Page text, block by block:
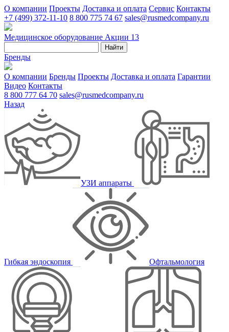
О компании Проекты Доставка и оплата Сервис Контакты
+7 (499) 372-11-10 8 800 775 74 67 sales@rusmedcompany.ru
Медицинское оборудование Акции 13
Найти
Бренды
О компании Бренды Проекты Доставка и оплата Гарантии
Видео Контакты
8 800 777 64 70 sales@rusmedcompany.ru
Назад
УЗИ аппараты
Гибкая эндоскопия Офтальмология